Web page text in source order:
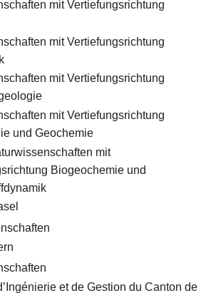
mit Vertiefungsrichtung
mit Vertiefungsrichtung
mit Vertiefungsrichtung
mit Vertiefungsrichtung
und Geochemie
mit
Biogeochemie und
et de Gestion du Canton de